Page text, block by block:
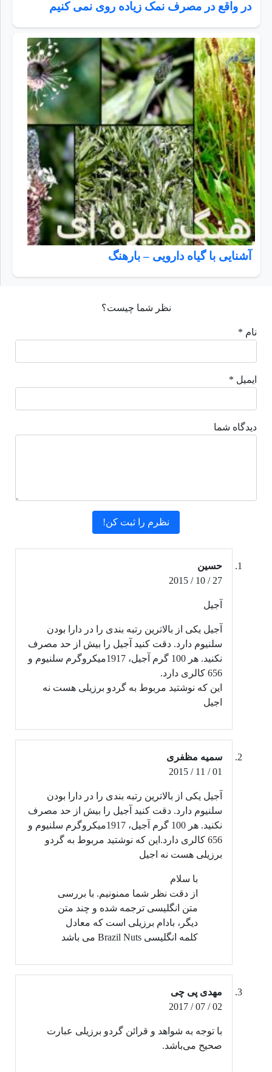
در واقع در مصرف نمک زیاده روی نمی کنیم
آشنایی با گیاه دارویی – بارهنگ
نظر شما چیست؟
نام *
ایمیل *
دیدگاه شما
حسین
27 / 10 / 2015
آجیل
آجیل یکی از بالاترین رتبه بندی را در دارا بودن
سلنیوم دارد. دقت کنید آجیل را بیش از حد مصرف
نکنید. هر 100 گرم آجیل، 1917میکروگرم سلنیوم و
656 کالری دارد.
این که نوشتید مربوط به گردو برزیلی هست نه
اجیل
سمیه مظفری
01 / 11 / 2015
آجیل یکی از بالاترین رتبه بندی را در دارا بودن
سلنیوم دارد. دقت کنید آجیل را بیش از حد مصرف
نکنید. هر 100 گرم آجیل، 1917میکروگرم سلنیوم و
656 کالری دارد.این که نوشتید مربوط به گردو
برزیلی هست نه اجیل
با سلام
از دقت نظر شما ممنونیم. با بررسی
متن انگلیسی ترجمه شده و چند متن
دیگر، بادام برزیلی است که معادل
کلمه انگلیسی Brazil Nuts می باشد
مهدی پی چی
02 / 07 / 2017
با توجه به شواهد و قرائن گردو برزیلی عبارت
صحیح می‌باشد.